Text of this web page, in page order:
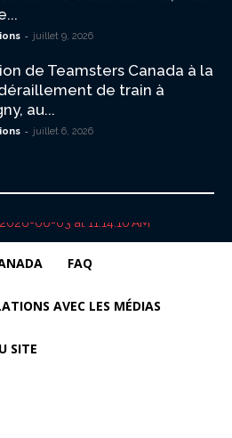
- juillet 9, 2026
de Teamsters Canada à la
de train à
au...
- juillet 6, 2026
FAQ
AVEC LES MÉDIAS
SITE